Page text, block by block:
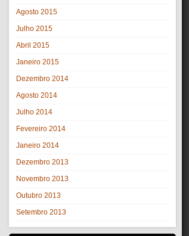
Agosto 2015
Julho 2015
Abril 2015
Janeiro 2015
Dezembro 2014
Agosto 2014
Julho 2014
Fevereiro 2014
Janeiro 2014
Dezembro 2013
Novembro 2013
Outubro 2013
Setembro 2013